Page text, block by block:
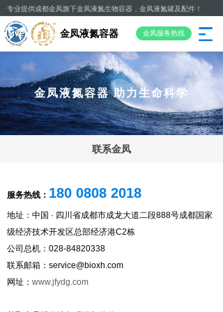
专业提供成都金凤旗下金凤液氮生物容器，金凤液氮罐及配件！
金凤液氮容器助力生命科学
联系金凤
服务热线： 180 0808 2018
地址：中国 · 四川省成都市成龙大道二段888号成都国家
级经济技术开发区总部经济港C2栋
公司总机：028-84820338
联系邮箱：service@bioxh.com
网址： www.jfydg.com
金凤液氮容器 金凤服务热线